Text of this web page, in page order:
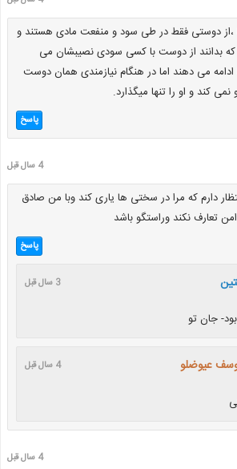
،از دوستی فقط در طی سود و منفعت مادی هستند و
که بدانند از دوست با کسی سودی نصیبشان می
ادامه می دهند اما در هنگام نیازمندی همان دوست
کند و او را تنها میگذارد.
پاسخ
4 سال قبل
دارم که مرا در سختی ها یاری کند وبا من صادق
تعارف نکند وراستگو باشد
پاسخ
3 سال قبل
جان تو
عیوضلو 4 سال قبل
4 سال قبل